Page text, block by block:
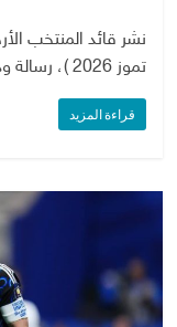
تموز 2026 )، رسالة وداعية عقب خروج منتخب بلاده من
قراءة المزيد